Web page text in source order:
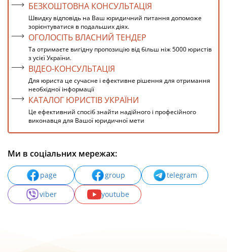
БЕЗКОШТОВНА КОНСУЛЬТАЦІЯ
Швидку відповідь на Ваш юридичний питання допоможе
зорієнтуватися в подальших діях.
ОГОЛОСІТЬ ВЛАСНИЙ ТЕНДЕР
Та отримаєте вигідну пропозицію від більш ніж 5000 юристів
з усієї України.
ВІДЕО-КОНСУЛЬТАЦІЯ
Для юриста це сучасне і ефективне рішення для отримання
необхідної інформації
КАТАЛОГ ЮРИСТІВ УКРАЇНИ
Це ефективний спосіб знайти надійного і професійного
виконавця для Вашої юридичної мети
Ми в соціальних мережах:
page group
telegram
viber
youtube